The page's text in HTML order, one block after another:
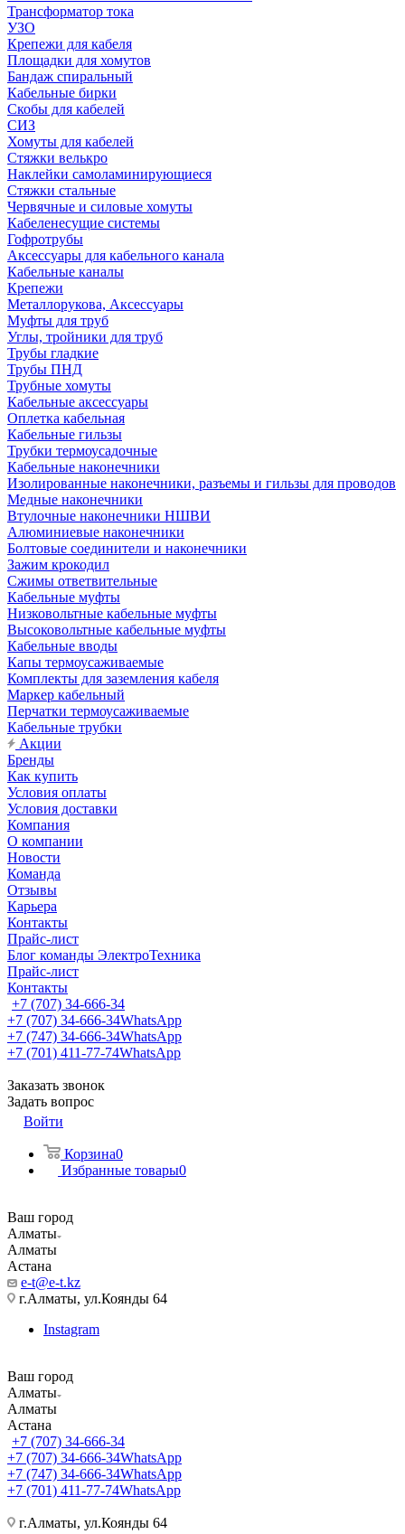
Трансформатор тока
УЗО
Крепежи для кабеля
Площадки для хомутов
Бандаж спиральный
Кабельные бирки
Cкобы для кабелей
СИЗ
Хомуты для кабелей
Стяжки велькро
Наклейки самоламинирующиеся
Стяжки стальные
Червячные и силовые хомуты
Кабеленесущие системы
Гофротрубы
Аксессуары для кабельного канала
Кабельные каналы
Крепежи
Металлорукова, Аксессуары
Муфты для труб
Углы, тройники для труб
Трубы гладкие
Трубы ПНД
Трубные хомуты
Кабельные аксессуары
Оплетка кабельная
Кабельные гильзы
Трубки термоусадочные
Кабельные наконечники
Изолированные наконечники, разъемы и гильзы для проводов
Медные наконечники
Втулочные наконечники НШВИ
Алюминиевые наконечники
Болтовые соединители и наконечники
Зажим крокодил
Сжимы ответвительные
Кабельные муфты
Низковольтные кабельные муфты
Высоковольтные кабельные муфты
Кабельные вводы
Капы термоусаживаемые
Комплекты для заземления кабеля
Маркер кабельный
Перчатки термоусаживаемые
Кабельные трубки
Акции
Бренды
Как купить
Условия оплаты
Условия доставки
Компания
О компании
Новости
Команда
Отзывы
Карьера
Контакты
Прайс-лист
Блог команды ЭлектроТехника
Прайс-лист
Контакты
+7 (707) 34-666-34
+7 (707) 34-666-34WhatsApp
+7 (747) 34-666-34WhatsApp
+7 (701) 411-77-74WhatsApp
Заказать звонок
Задать вопрос
Войти
Корзина0
Избранные товары0
Ваш город
Алматы
Алматы
Астана
e-t@e-t.kz
г.Алматы, ул.Коянды 64
Instagram
Ваш город
Алматы
Алматы
Астана
+7 (707) 34-666-34
+7 (707) 34-666-34WhatsApp
+7 (747) 34-666-34WhatsApp
+7 (701) 411-77-74WhatsApp
г.Алматы, ул.Коянды 64